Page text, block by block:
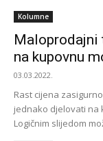
Kolumne
Maloprodajni
na kupovnu
03.03.2022.
Rast cijena
jednako djelovati na
Logičnim slijedom